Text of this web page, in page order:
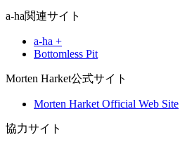
a-ha関連サイト
a-ha +
Bottomless Pit
Morten Harket公式サイト
Morten Harket Official Web Site
協力サイト